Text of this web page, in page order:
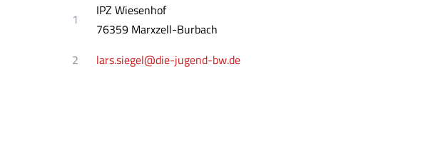
1
IPZ Wiesenhof
76359 Marxzell-Burbach
2
lars.siegel@die-jugend-bw.de